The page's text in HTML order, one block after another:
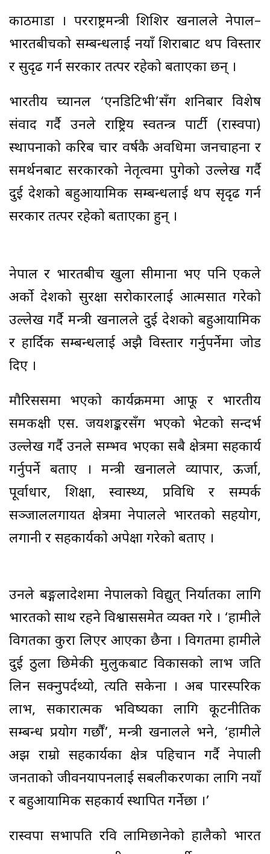
काठमाडौँ । परराष्ट्रमन्त्री शिशिर खनालले नेपाल–
भारतबीचको सम्बन्धलाई नयाँ शिराबाट थप विस्तार
र सुदृढ गर्न सरकार तत्पर रहेको बताएका छन् ।
भारतीय च्यानल ‘एनडिटिभी’सँग शनिबार विशेष
संवाद गर्दै उनले राष्ट्रिय स्वतन्त्र पार्टी (रास्वपा)
स्थापनाको करिब चार वर्षकै अवधिमा जनचाहना र
समर्थनबाट सरकारको नेतृत्वमा पुगेको उल्लेख गर्दै
दुई देशको बहुआयामिक सम्बन्धलाई थप सृदृढ गर्न
सरकार तत्पर रहेको बताएका हुन् ।
नेपाल र भारतबीच खुला सीमाना भए पनि एकले
अर्काे देशको सुरक्षा सरोकारलाई आत्मसात गरेको
उल्लेख गर्दै मन्त्री खनालले दुई देशको बहुआयामिक
र हार्दिक सम्बन्धलाई अझै विस्तार गर्नुपर्नेमा जोड
दिए ।
मौरिससमा भएको कार्यक्रममा आफू र भारतीय
समकक्षी एस. जयशङ्करसँग भएको भेटको सन्दर्भ
उल्लेख गर्दै उनले सम्भव भएका सबै क्षेत्रमा सहकार्य
गर्नुपर्ने बताए । मन्त्री खनालले व्यापार, ऊर्जा,
पूर्वाधार, शिक्षा, स्वास्थ्य, प्रविधि र सम्पर्क
सञ्जाललगायत क्षेत्रमा नेपालले भारतको सहयोग,
लगानी र सहकार्यको अपेक्षा गरेको बताए ।
उनले बङ्गलादेशमा नेपालको विद्युत् निर्यातका लागि
भारतको साथ रहने विश्वाससमेत व्यक्त गरे । ‘हामीले
विगतका कुरा लिएर आएका छैनौँ । विगतमा हामीले
दुई ठुला छिमेकी मुलुकबाट विकासको लाभ जति
लिन सक्नुपर्दथ्यो, त्यति सकेनौँ । अब पारस्परिक
लाभ, सकारात्मक भविष्यका लागि कूटनीतिक
सम्बन्ध प्रयोग गर्छौं’, मन्त्री खनालले भने, ‘हामीले
अझ राम्रो सहकार्यका क्षेत्र पहिचान गर्दै नेपाली
जनताको जीवनयापनलाई सबलीकरणका लागि नयाँ
र बहुआयामिक सहकार्य स्थापित गर्नेछौँ ।’
रास्वपा सभापति रवि लामिछानेको हालैको भारत